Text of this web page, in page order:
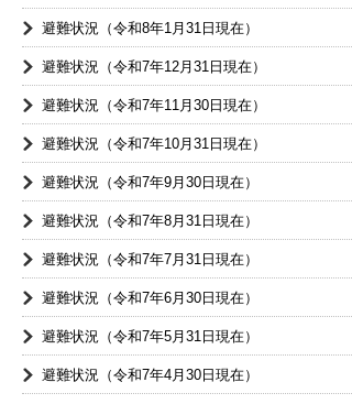
避難状況（令和8年1月31日現在）
避難状況（令和7年12月31日現在）
避難状況（令和7年11月30日現在）
避難状況（令和7年10月31日現在）
避難状況（令和7年9月30日現在）
避難状況（令和7年8月31日現在）
避難状況（令和7年7月31日現在）
避難状況（令和7年6月30日現在）
避難状況（令和7年5月31日現在）
避難状況（令和7年4月30日現在）